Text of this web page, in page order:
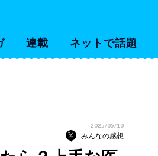
連載 ネットで話題
2025/05/10
みんなの感想